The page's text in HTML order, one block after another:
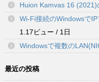
Huion Kamvas 16 (2021)
Wi-Fi接続のWindowsで
1.17ビュー / 1日
Windowsで複数の
最近の投稿